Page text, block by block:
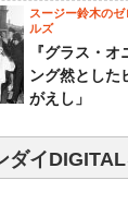
スージー鈴木の
ルズ
『グラス・
ング然とした
がえし」
ダイDIGITAL